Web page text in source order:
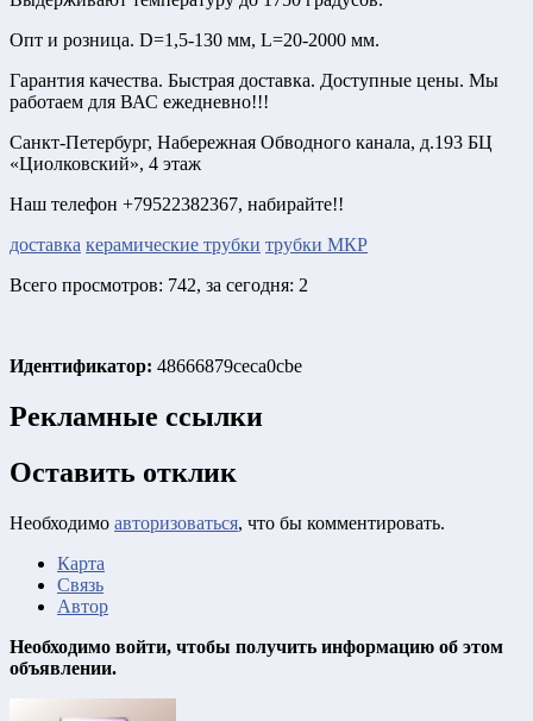
Опт и розница. D=1,5-130 мм, L=20-2000 мм.
Гарантия качества. Быстрая доставка. Доступные цены. Мы
работаем для ВАС ежедневно!!!
Санкт-Петербург, Набережная Обводного канала, д.193 БЦ
«Циолковский», 4 этаж
Наш телефон +79522382367, набирайте!!
доставка керамические трубки трубки МКР
Всего просмотров: 742, за сегодня: 2
Идентификатор: 48666879ceca0cbe
Рекламные ссылки
Оставить отклик
Необходимо авторизоваться, что бы комментировать.
Карта
Связь
Автор
Необходимо войти, чтобы получить информацию об этом
объявлении.